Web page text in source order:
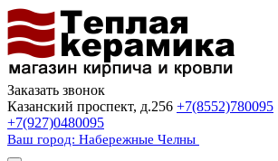
Заказать звонок
Казанский проспект, д.256 +7(8552)780095
+7(927)0480095
Ваш город: Набережные Челны